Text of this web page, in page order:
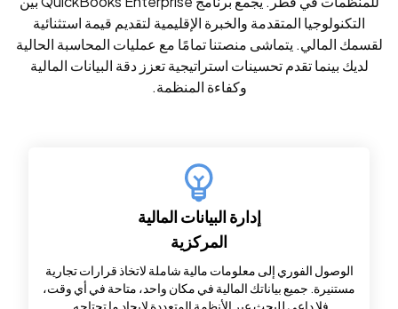
التكنولوجيا المتقدمة والخبرة الإقليمية لتقديم قيمة استثنائية
لقسمك المالي. يتماشى منصتنا تمامًا مع عمليات المحاسبة الحالية
لديك بينما تقدم تحسينات استراتيجية تعزز دقة البيانات المالية
وكفاءة المنظمة.
إدارة البيانات المالية
المركزية
الوصول الفوري إلى معلومات مالية شاملة لاتخاذ قرارات تجارية
مستنيرة. جميع بياناتك المالية في مكان واحد، متاحة في أي وقت،
فلا داعي للبحث عبر الأنظمة المتعددة لإيجاد ما تحتاجه.